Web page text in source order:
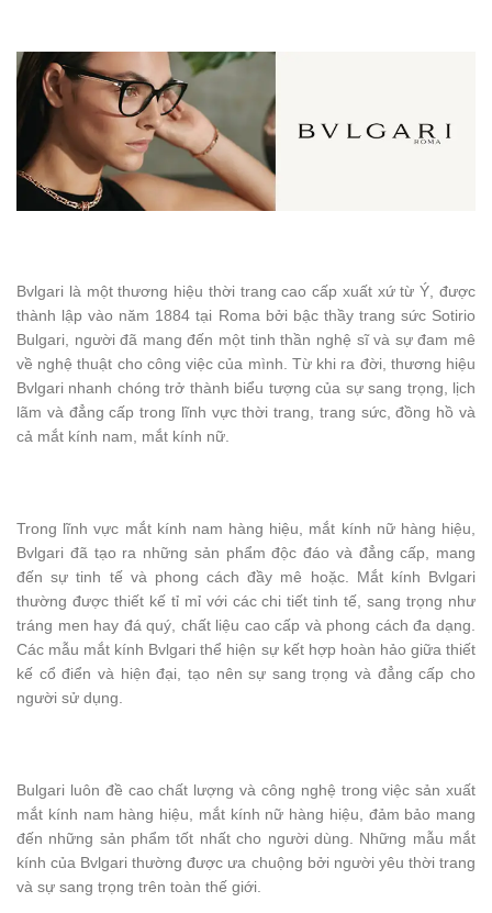
Bvlgari là một thương hiệu thời trang cao cấp xuất xứ từ Ý, được
thành lập vào năm 1884 tại Roma bởi bậc thầy trang sức Sotirio
Bulgari, người đã mang đến một tinh thần nghệ sĩ và sự đam mê
về nghệ thuật cho công việc của mình. Từ khi ra đời, thương hiệu
Bvlgari nhanh chóng trở thành biểu tượng của sự sang trọng, lịch
lãm và đẳng cấp trong lĩnh vực thời trang, trang sức, đồng hồ và
cả mắt kính nam, mắt kính nữ.
Trong lĩnh vực mắt kính nam hàng hiệu, mắt kính nữ hàng hiệu,
Bvlgari đã tạo ra những sản phẩm độc đáo và đẳng cấp, mang
đến sự tinh tế và phong cách đầy mê hoặc. Mắt kính Bvlgari
thường được thiết kế tỉ mỉ với các chi tiết tinh tế, sang trọng như
tráng men hay đá quý, chất liệu cao cấp và phong cách đa dạng.
Các mẫu mắt kính Bvlgari thể hiện sự kết hợp hoàn hảo giữa thiết
kế cổ điển và hiện đại, tạo nên sự sang trọng và đẳng cấp cho
người sử dụng.
Bulgari luôn đề cao chất lượng và công nghệ trong việc sản xuất
mắt kính nam hàng hiệu, mắt kính nữ hàng hiệu, đảm bảo mang
đến những sản phẩm tốt nhất cho người dùng. Những mẫu mắt
kính của Bvlgari thường được ưa chuộng bởi người yêu thời trang
và sự sang trọng trên toàn thế giới.